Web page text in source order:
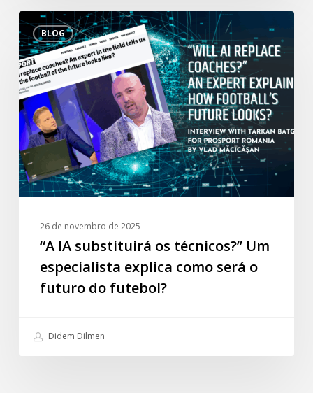
turca”.
BLOG
“A
IA
substituirá
os
técnicos?”
Um
especialista
explica
como
será
26 de novembro de 2025
“A IA substituirá os técnicos?” Um
especialista explica como será o
futuro do futebol?
Didem Dilmen